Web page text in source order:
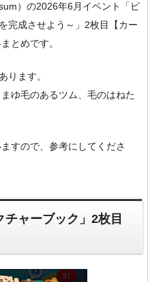
）の2026年6月イベント「ピ
完成させよう～」2枚目【カー
とめです。
ります。
ゆ毛のあるツム、毛のはねた
すので、参考にしてくださ
ャーブック」2枚目